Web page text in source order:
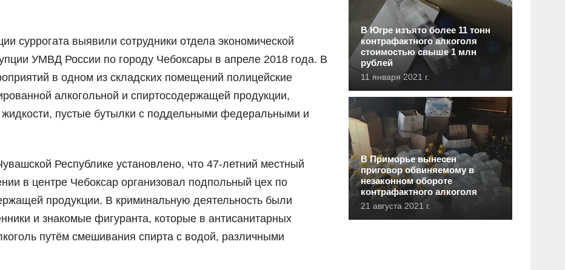
суррогата выявили сотрудники отдела экономической
УМВД России по городу Чебоксары в апреле 2018 года. В
в одном из складских помещений полицейские
алкогольной и спиртосодержащей продукции,
пустые бутылки с поддельными федеральными и
Республике установлено, что 47-летний местный
в центре Чебоксар организовал подпольный цех по
продукции. В криминальную деятельность были
и знакомые фигуранта, которые в антисанитарных
путём смешивания спирта с водой, различными
В Югре изъято более 11 тонн
контрафактного алкоголя
стоимостью свыше 1 млн
рублей
11 января 2021 г.
В Приморье вынесен
приговор обвиняемому в
незаконном обороте
контрафактного алкоголя
21 августа 2021 г.